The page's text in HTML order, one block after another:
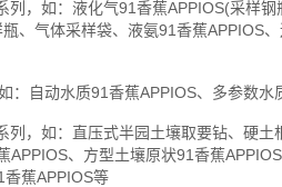
，如：液化气91香蕉APPIOS(采样钢
、气体采样袋、液氨91香蕉APPIOS
自动水质91香蕉APPIOS、多参数水
，如：直压式半园土壤取要钻、硬土
APPIOS、方型土壤原状91香蕉
蕉APPIOS等